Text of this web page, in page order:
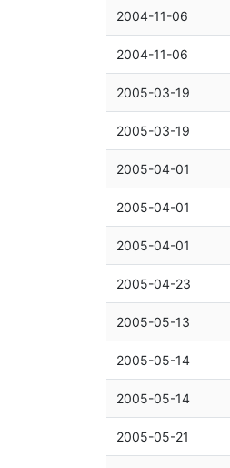
2004-11-06
2004-11-06
2005-03-19
2005-03-19
2005-04-01
2005-04-01
2005-04-01
2005-04-23
2005-05-13
2005-05-14
2005-05-14
2005-05-21